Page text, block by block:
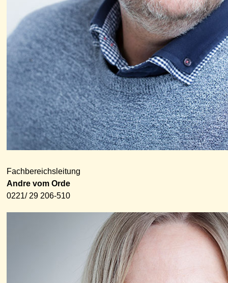
Fachbereichsleitung
Andre vom Orde
0221/ 29 206-510